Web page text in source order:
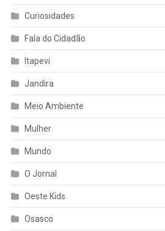
Curiosidades
Fala do Cidadão
Itapevi
Jandira
Meio Ambiente
Mulher
Mundo
O Jornal
Oeste Kids
Osasco